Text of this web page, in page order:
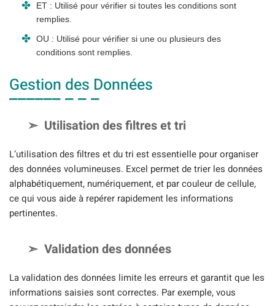
ET : Utilisé pour vérifier si toutes les conditions sont
remplies.
OU : Utilisé pour vérifier si une ou plusieurs des
conditions sont remplies.
Gestion des Données
Utilisation des filtres et tri
L’utilisation des filtres et du tri est essentielle pour organiser
des données volumineuses. Excel permet de trier les données
alphabétiquement, numériquement, et par couleur de cellule,
ce qui vous aide à repérer rapidement les informations
pertinentes.
Validation des données
La validation des données limite les erreurs et garantit que les
informations saisies sont correctes. Par exemple, vous